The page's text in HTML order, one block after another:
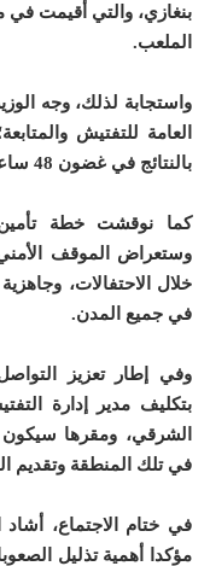
بنغازي، والتي أُقيمت في
الملعب.
واستجابة لذلك، وجه
العامة للتفتيش
بالنتائج في غضون 48 ساعة.
كما نوقشت خطة تأمين
وستعراض الموقف الأمني
خلال الاحتفالات،
في جميع المدن.
وفي إطار تعزيز التواصل
بتكليف مدير إدارة
الشرقي، ومقرها سيكون
في تلك المنطقة وتقديم
في ختام الاجتماع، أشاد
مؤكدا أهمية تذليل